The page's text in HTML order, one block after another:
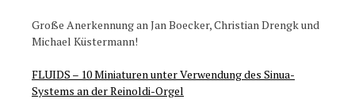
Große Anerkennung an Jan Boecker, Christian Drengk und
Michael Küstermann!
FLUIDS – 10 Miniaturen unter Verwendung des Sinua-
Systems an der Reinoldi-Orgel